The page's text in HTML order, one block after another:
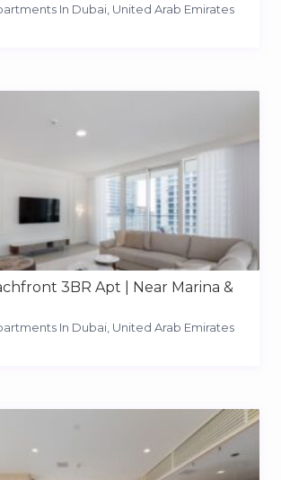
In Dubai, United Arab Emirates
3BR Apt | Near Marina &
In Dubai, United Arab Emirates